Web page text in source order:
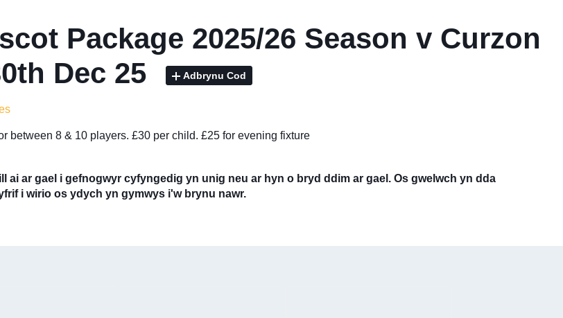
Package 2025/26 Season v Curzon
Dec 25
Adbrynu Cod
between 8 & 10 players. £30 per child. £25 for evening fixture
ai ar gael i gefnogwyr cyfyngedig yn unig neu ar hyn o bryd ddim ar gael. Os gwelwch yn dda
i wirio os ydych yn gymwys i'w brynu nawr.